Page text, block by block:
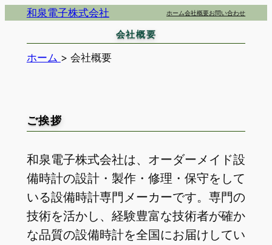
和泉電子株式会社 ホーム会社概要お問い合わせ
会社概要
ホーム > 会社概要
ご挨拶
和泉電子株式会社は、オーダーメイド設
備時計の設計・製作・修理・保守をして
いる設備時計専門メーカーです。専門の
技術を活かし、経験豊富な技術者が確か
な品質の設備時計を全国にお届けしてい